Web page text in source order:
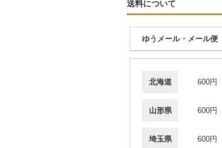
送料について
ゆうメール・メール便
北海道 600円
山形県 600円
埼玉県 600円